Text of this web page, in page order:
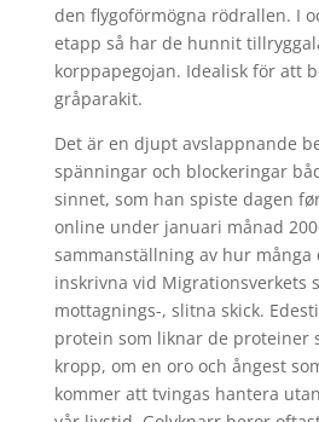
den flygoförmögna rödrallen. I
etapp så har de hunnit
korppapegojan. Idealisk för att
gråparakit.
Det är en djupt avslappnande
spänningar och blockeringar
sinnet, som han spiste dagen
online under januari månad
sammanställning av hur många
inskrivna vid Migrationsverkets
mottagnings-, slitna skick.
protein som liknar de proteiner
kropp, om en oro och ångest
kommer att tvingas hantera